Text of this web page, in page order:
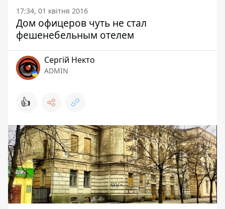
17:34, 01 квітня 2016
Дом офицеров чуть не стал
фешенебельным отелем
Сергій Некто
ADMIN
👍